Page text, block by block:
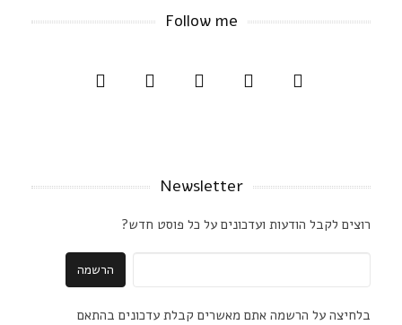
Follow me
Newsletter
רוצים לקבל הודעות ועדכונים על כל פוסט חדש?
בלחיצה על הרשמה אתם מאשרים קבלת עדכונים בהתאם